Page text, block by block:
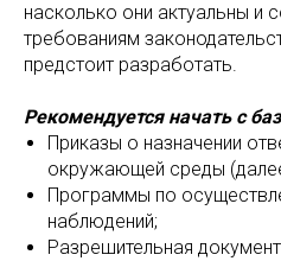
насколько они актуальны и
требованиям
предстоит разработать.
Рекомендуется начать с
Приказы о назначении
окружающей среды
Программы по
наблюдений;
Разрешительная